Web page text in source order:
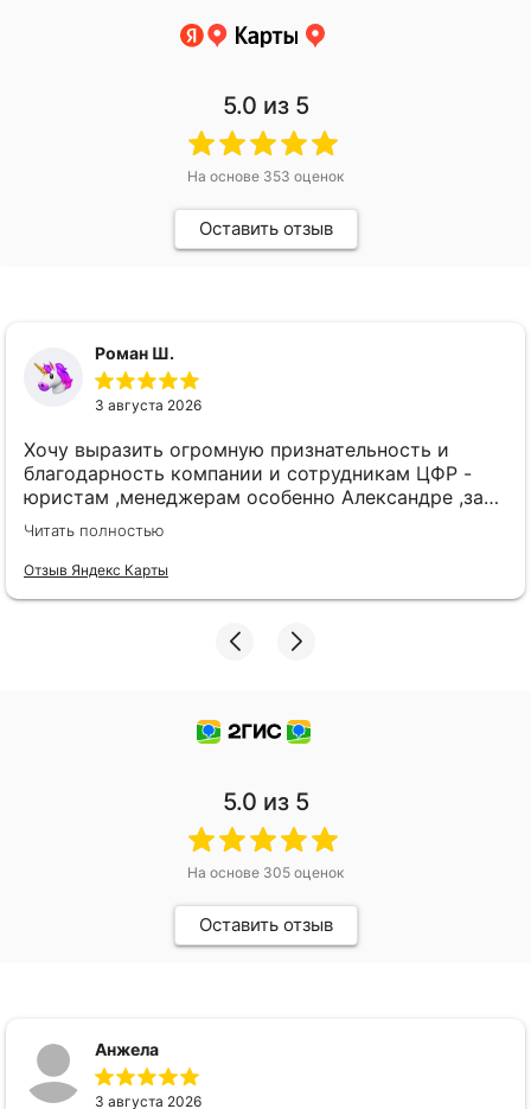
5.0 из 5
На основе 353 оценок
Оставить отзыв
Роман Ш.
3 августа 2026
Хочу выразить огромную признательность и
благодарность компании и сотрудникам ЦФР -
юристам ,менеджерам особенно Александре ,за
представление моих интересов в суде
,профессионализм, и подробные разъяснения на
каждом этапе.
Читать полностью
Отзыв Яндекс Карты
5.0 из 5
На основе 305 оценок
Оставить отзыв
Анжела
3 августа 2026